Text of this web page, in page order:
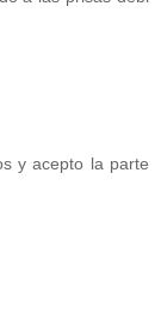
y acepto la parte